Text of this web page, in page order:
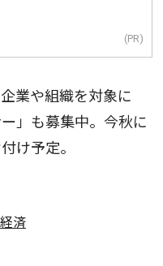
(PR)
業や組織を対象に
」も募集中。今秋に
け予定。
済